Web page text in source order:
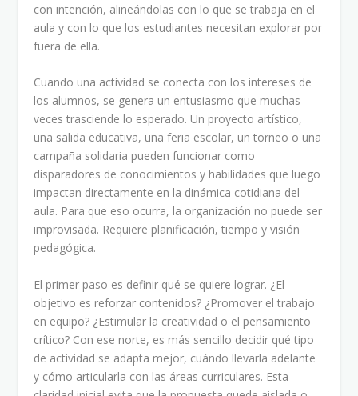
con intención, alineándolas con lo que se trabaja en el
aula y con lo que los estudiantes necesitan explorar por
fuera de ella.
Cuando una actividad se conecta con los intereses de
los alumnos, se genera un entusiasmo que muchas
veces trasciende lo esperado. Un proyecto artístico,
una salida educativa, una feria escolar, un torneo o una
campaña solidaria pueden funcionar como
disparadores de conocimientos y habilidades que luego
impactan directamente en la dinámica cotidiana del
aula. Para que eso ocurra, la organización no puede ser
improvisada. Requiere planificación, tiempo y visión
pedagógica.
El primer paso es definir qué se quiere lograr. ¿El
objetivo es reforzar contenidos? ¿Promover el trabajo
en equipo? ¿Estimular la creatividad o el pensamiento
crítico? Con ese norte, es más sencillo decidir qué tipo
de actividad se adapta mejor, cuándo llevarla adelante
y cómo articularla con las áreas curriculares. Esta